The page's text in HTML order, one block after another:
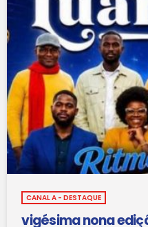
CANAL A - DESTAQUE
vigésima nona